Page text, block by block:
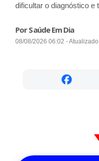
dificultar o diagnóstico e
Por Saúde Em Dia
08/08/2026 06:02 -